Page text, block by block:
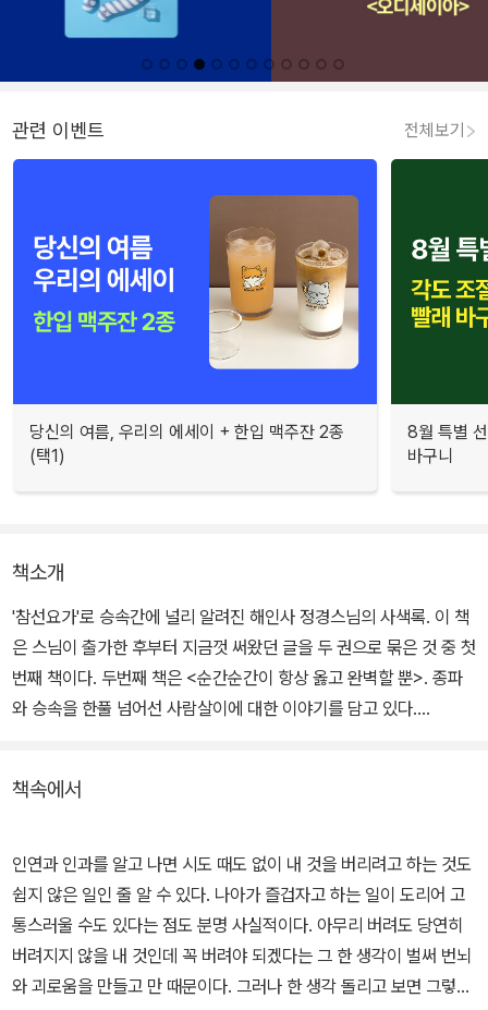
관련 이벤트 전체보기
당신의 여름, 우리의 에세이 + 한입 맥주잔 2종
(택1)
8월 특별
바구니
책소개
'참선요가'로 승속간에 널리 알려진 해인사 정경스님의 사색록. 이 책
은 스님이 출가한 후부터 지금껏 써왔던 글을 두 권으로 묶은 것 중 첫
번째 책이다. 두번째 책은 <순간순간이 항상 옳고 완벽할 뿐>. 종파
와 승속을 한풀 넘어선 사람살이에 대한 이야기를 담고 있다.
처님의 '가피(痂皮)'를 구하는 구복신앙이 아니라, 자신을 바르게 깨
수행의 장이라는 것이다.
그렇기에 행복을 느끼는 것 역시 얼마나 수양하는가에 달려있다고 가
르친다. 불행하다고 믿는 사람은 행복이 무엇인지 모르기 때문이고,
그렇기에 '소유'에 대한 욕심을 버리고 자신을 들여다보는 수행을 하
책속에서
인연과 인과를 알고 나면 시도 때도 없이 내 것을 버리려고 하는 것도
쉽지 않은 일인 줄 알 수 있다. 나아가 즐겁자고 하는 일이 도리어 고
통스러울 수도 있다는 점도 분명 사실적이다. 아무리 버려도 당연히
버려지지 않을 내 것인데 꼭 버려야 되겠다는 그 한 생각이 벌써 번뇌
와 괴로움을 만들고 만 때문이다. 그러나 한 생각 돌리고 보면 그렇기